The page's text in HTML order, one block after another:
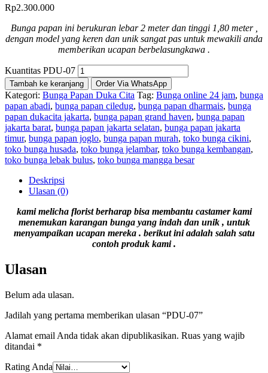
Rp2.300.000
Bunga papan ini berukuran lebar 2 meter dan tinggi 1,80 meter ,
dengan model yang keren dan unik sangat pas untuk mewakili anda
memberikan ucapan berbelasungkawa .
Kuantitas PDU-07
Tambah ke keranjang Order Via WhatsApp
Kategori: Bunga Papan Duka Cita Tag: Bunga online 24 jam, bunga
papan abadi, bunga papan ciledug, bunga papan dharmais, bunga
papan dukacita jakarta, bunga papan grand haven, bunga papan
jakarta barat, bunga papan jakarta selatan, bunga papan jakarta
timur, bunga papan joglo, bunga papan murah, toko bunga cikini,
toko bunga husada, toko bunga jelambar, toko bunga kembangan,
toko bunga lebak bulus, toko bunga mangga besar
Deskripsi
Ulasan (0)
kami melicha florist berharap bisa membantu castamer kami
menemukan karangan bunga yang indah dan unik , untuk
menyampaikan ucapan mereka . berikut ini adalah salah satu
contoh produk kami .
Ulasan
Belum ada ulasan.
Jadilah yang pertama memberikan ulasan “PDU-07”
Alamat email Anda tidak akan dipublikasikan. Ruas yang wajib
ditandai *
Rating Anda